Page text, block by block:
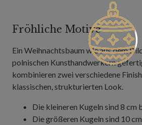
Fröhliche Motive
Ein Weihnachtsbaum wie aus dem
polnischen Kunsthandwerkern
kombinieren zwei verschiedene
klassischen, strukturierten Look.
Die kleineren Kugeln sind 8 cm
Die größeren Kugeln sind 10